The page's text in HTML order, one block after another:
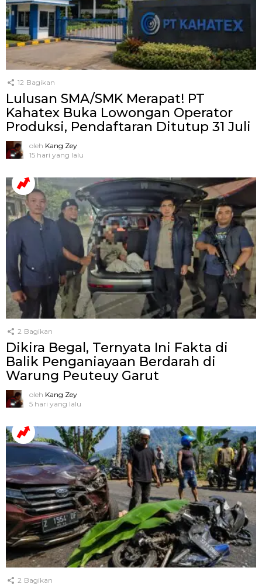
12 Bagikan
Lulusan SMA/SMK Merapat! PT
Kahatex Buka Lowongan Operator
Produksi, Pendaftaran Ditutup 31 Juli
oleh Kang Zey
15 hari yang lalu
2 Bagikan
Dikira Begal, Ternyata Ini Fakta di
Balik Penganiayaan Berdarah di
Warung Peuteuy Garut
oleh Kang Zey
5 hari yang lalu
2 Bagikan